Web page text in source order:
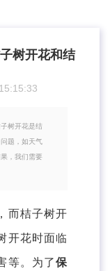
树开花和结
树开花是结
题，如天气
，我们需要
桔子树开
开花时面临
等。为了保